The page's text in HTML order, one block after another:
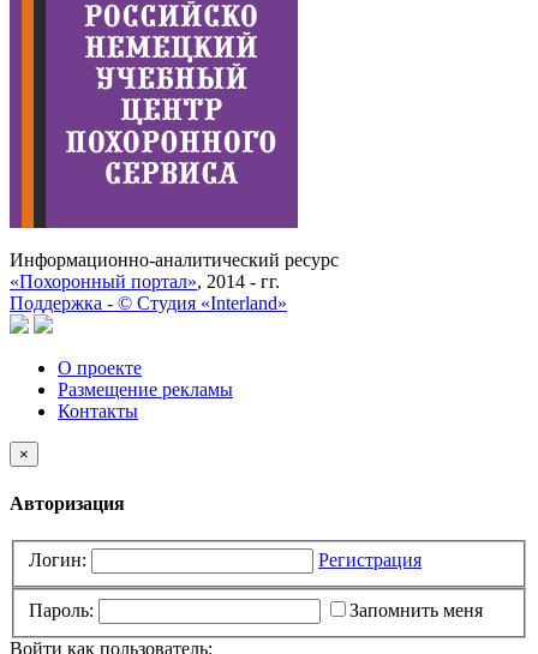
Информационно-аналитический ресурс
«Похоронный портал», 2014 - гг.
Поддержка - © Cтудия «Interland»
О проекте
Размещение рекламы
Контакты
×
Авторизация
Логин: Регистрация
Пароль:
Запомнить меня
Войти как пользователь: